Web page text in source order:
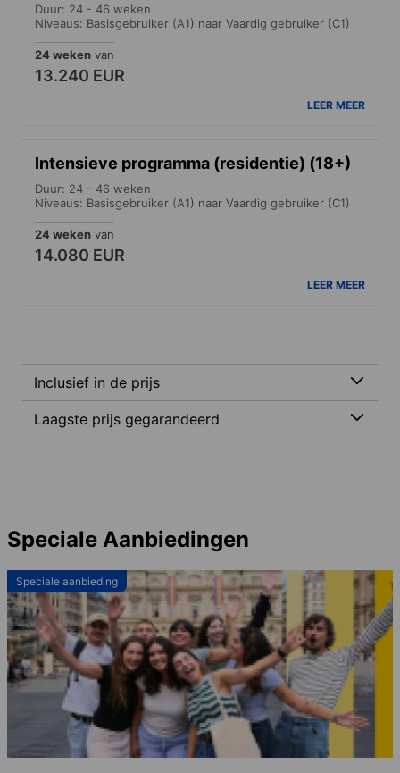
Duur: 24 - 46 weken
Niveaus: Basisgebruiker (A1) naar Vaardig gebruiker (C1)
24 weken van
13.240 EUR
LEER MEER
Intensieve programma (residentie) (18+)
Duur: 24 - 46 weken
Niveaus: Basisgebruiker (A1) naar Vaardig gebruiker (C1)
24 weken van
14.080 EUR
LEER MEER
Inclusief in de prijs
Laagste prijs gegarandeerd
Speciale Aanbiedingen
Speciale aanbieding